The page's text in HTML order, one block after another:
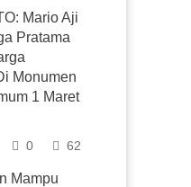
Mario Aji
Pratama
Monumen
1 Maret
0 62
Mampu